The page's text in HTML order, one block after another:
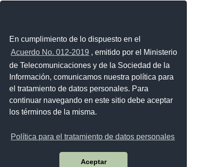
En cumplimiento de lo dispuesto en el
Acuerdo No. 012-2019 , emitido por el Ministerio
de Telecomunicaciones y de la Sociedad de la
Información, comunicamos nuestra política para
el tratamiento de datos personales. Para
continuar navegando en este sitio debe aceptar
los términos de la misma.
Política para el tratamiento de datos personales
Aceptar